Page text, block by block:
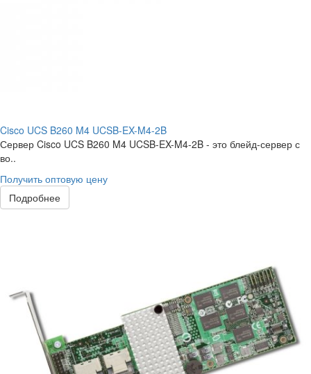
Cisco UCS B260 M4 UCSB-EX-M4-2B
Сервер Cisco UCS B260 M4 UCSB-EX-M4-2B - это блейд-сервер с
во..
Получить оптовую цену
Подробнее